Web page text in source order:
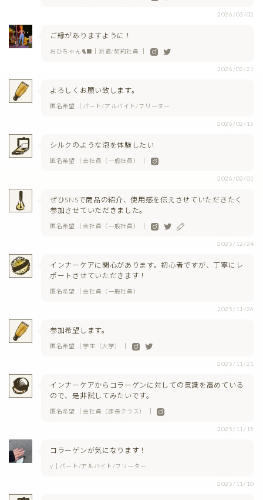
2026/03/02
ご縁がありますように！
おひちゃん🐈‍⬛｜派遣/契約社員 ｜
2026/02/21
よろしくお願い致します。
匿名希望 ｜パート/アルバイト/フリーター
2026/02/15
シルクのような泡を体験したい
匿名希望 ｜会社員（一般社員） ｜
2026/02/01
ぜひSNSで商品の紹介、使用感を伝えさせていただきたく
参加させていただきました。
匿名希望 ｜会社員（一般社員） ｜
2025/12/24
インナーケアに関心があります。初心者ですが、丁寧にレ
ポートさせていただきます！
匿名希望 ｜会社員（一般社員）
2025/11/26
参加希望します。
匿名希望 ｜学生（大学） ｜
2025/11/21
インナーケアからコラーゲンに対しての意識を高めている
ので、是非試してみたいです。
匿名希望 ｜会社員（課長クラス） ｜
2025/11/15
コラーゲンが気になります！
y｜パート/アルバイト/フリーター
2025/11/10